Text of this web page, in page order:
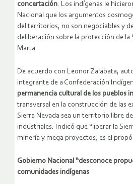
concertación. Los indígenas le
Nacional que los argumentos
del territorios, no son negociables y
deliberación sobre la protección de la
Marta.
De acuerdo con Leonor Zalabata,
integrante de a Confederación
permanencia cultural de los pueblos
transversal en la construcción de las
Sierra Nevada sea un territorio libre
industriales. Indicó que “liberar la
minería y mega proyectos, es el
Gobierno Nacional “desconoce
comunidades indígenas